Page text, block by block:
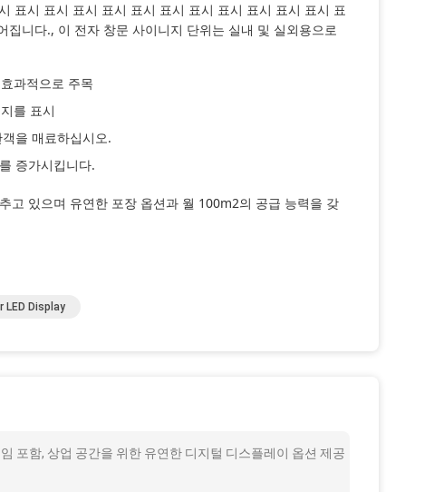
표시 표시 표시 표시 표시 표시 표시 표시 표시 표시 표시 표
니다., 이 전자 창문 사이니지 단위는 실내 및 실외용으로
과적으로 주목
를 표시
을 매료하십시오.
증가시킵니다.
고 있으며 유연한 포장 옵션과 월 100m2의 공급 능력을 갖
LED Display
포함, 상업 공간을 위한 유연한 디지털 디스플레이 옵션 제공